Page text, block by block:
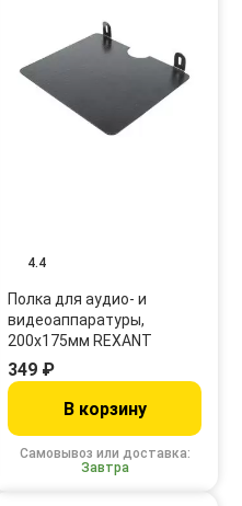
4.4
Полка для аудио- и
видеоаппаратуры,
200х175мм REXANT
Самовывоз или доставка:
Завтра
349 ₽
В корзину